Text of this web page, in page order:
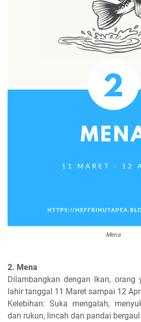
Mena
2. Mena
Dilambangkan dengan Ikan, orang
lahir tanggal 11 Maret sampai 12
Kelebihan: Suka mengalah,
dan rukun, lincah dan pandai bergaul